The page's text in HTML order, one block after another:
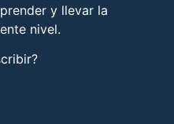
y llevar la
nivel.